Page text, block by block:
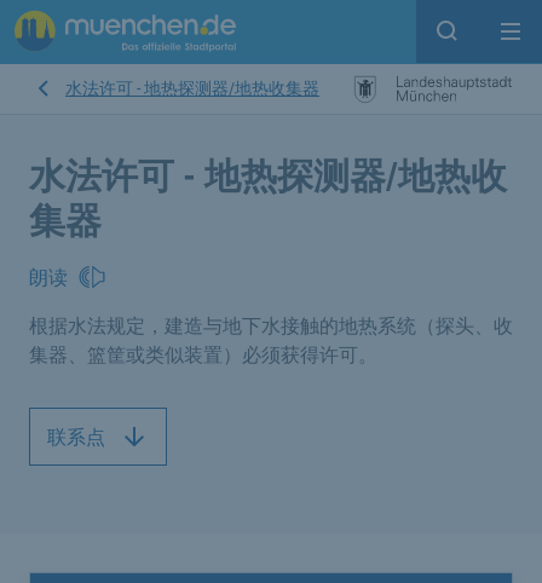
Open
水法许可 - 地热探测器/地热收集器
水法许可 - 地热探测器/地热收
集器
朗读
根据水法规定，建造与地下水接触的地热系统（探头、收
集器、篮筐或类似装置）必须获得许可。
联系点